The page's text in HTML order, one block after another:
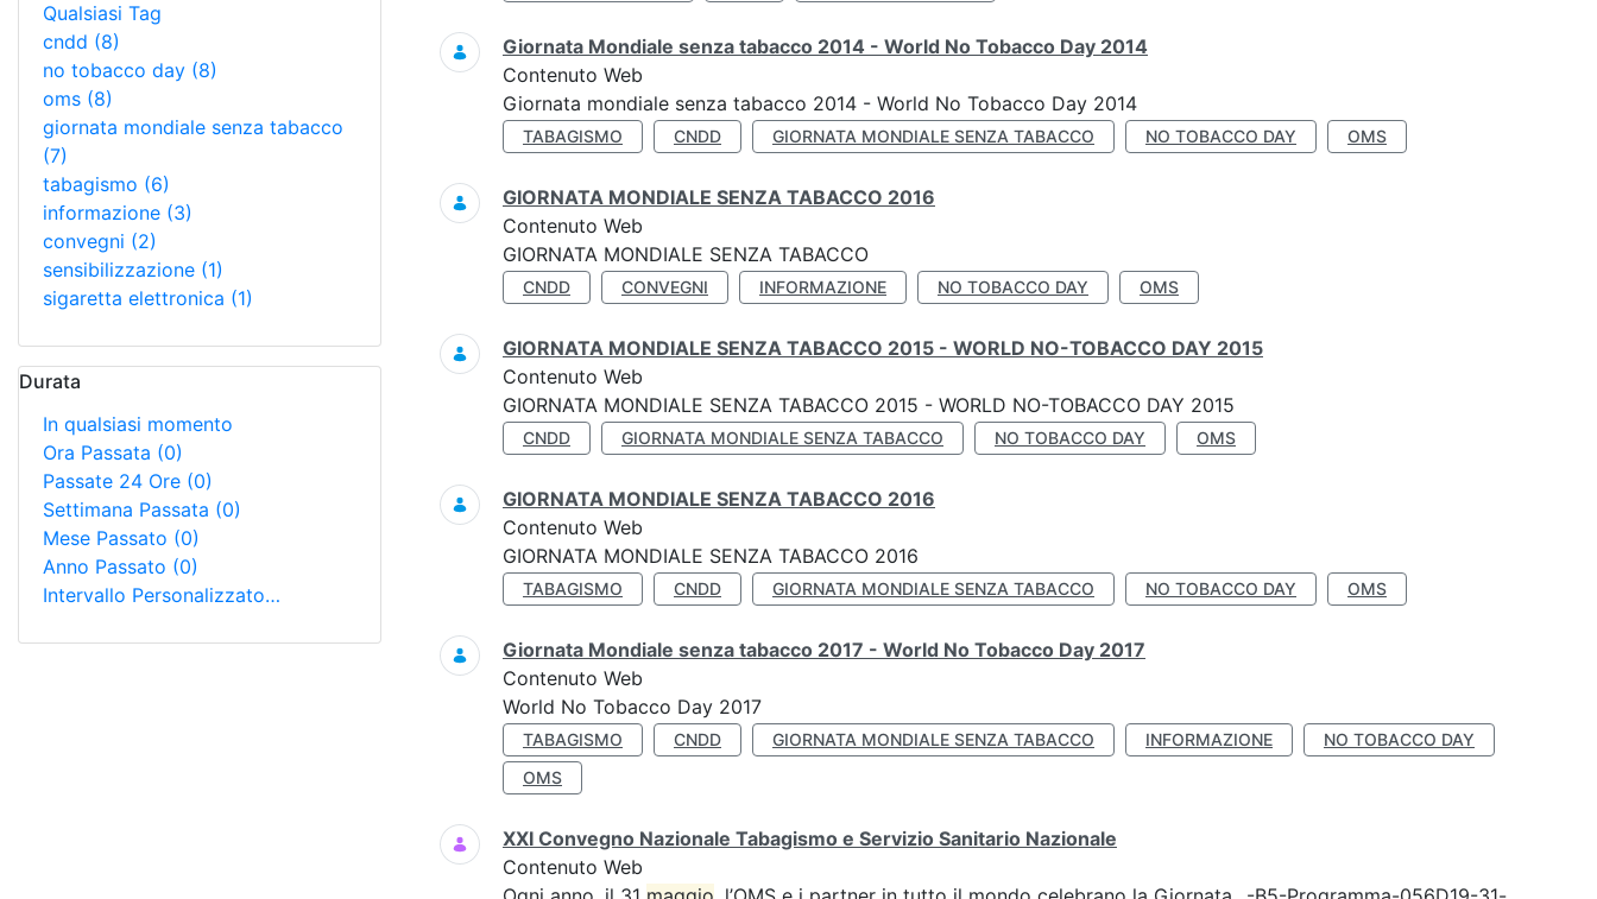
Qualsiasi Tag
cndd (8)
no tobacco day (8)
oms (8)
giornata mondiale senza tabacco
(7)
tabagismo (6)
informazione (3)
convegni (2)
sensibilizzazione (1)
sigaretta elettronica (1)
Durata
In qualsiasi momento
Ora Passata (0)
Passate 24 Ore (0)
Settimana Passata (0)
Mese Passato (0)
Anno Passato (0)
Intervallo Personalizzato…
Giornata Mondiale senza tabacco 2014 - World No Tobacco Day 2014
Contenuto Web
Giornata mondiale senza tabacco 2014 - World No Tobacco Day 2014
TABAGISMO CNDD GIORNATA MONDIALE SENZA TABACCO NO TOBACCO DAY OMS
GIORNATA MONDIALE SENZA TABACCO 2016
Contenuto Web
GIORNATA MONDIALE SENZA TABACCO
CNDD CONVEGNI INFORMAZIONE NO TOBACCO DAY OMS
GIORNATA MONDIALE SENZA TABACCO 2015 - WORLD NO-TOBACCO DAY 2015
Contenuto Web
GIORNATA MONDIALE SENZA TABACCO 2015 - WORLD NO-TOBACCO DAY 2015
CNDD GIORNATA MONDIALE SENZA TABACCO NO TOBACCO DAY OMS
GIORNATA MONDIALE SENZA TABACCO 2016
Contenuto Web
GIORNATA MONDIALE SENZA TABACCO 2016
TABAGISMO CNDD GIORNATA MONDIALE SENZA TABACCO NO TOBACCO DAY OMS
Giornata Mondiale senza tabacco 2017 - World No Tobacco Day 2017
Contenuto Web
World No Tobacco Day 2017
TABAGISMO CNDD GIORNATA MONDIALE SENZA TABACCO INFORMAZIONE
NO TOBACCO DAY
OMS
XXI Convegno Nazionale Tabagismo e Servizio Sanitario Nazionale
Contenuto Web